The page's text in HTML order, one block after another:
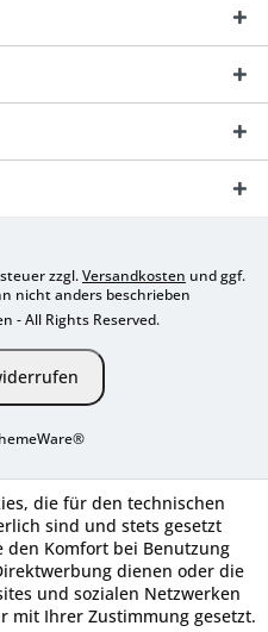
zzgl.Versandkosten und ggf.
nicht anders beschrieben
- All Rights Reserved.
die für den technischen
sind und stets gesetzt
den Komfort bei Benutzung
dienen oder die
und sozialen Netzwerken
mit Ihrer Zustimmung gesetzt.